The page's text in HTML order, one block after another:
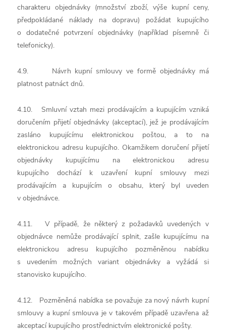
charakteru objednávky (množství zboží, výše kupní ceny,
předpokládané náklady na dopravu) požádat kupujícího
o dodatečné potvrzení objednávky (například písemně či
telefonicky).
4.9. Návrh kupní smlouvy ve formě objednávky má
platnost patnáct dnů.
4.10. Smluvní vztah mezi prodávajícím a kupujícím vzniká
doručením přijetí objednávky (akceptací), jež je prodávajícím
zasláno kupujícímu elektronickou poštou, a to na
elektronickou adresu kupujícího. Okamžikem doručení přijetí
objednávky kupujícímu na elektronickou adresu
kupujícího dochází k uzavření kupní smlouvy mezi
prodávajícím a kupujícím o obsahu, který byl uveden
v objednávce.
4.11. V případě, že některý z požadavků uvedených v
objednávce nemůže prodávající splnit, zašle kupujícímu na
elektronickou adresu kupujícího pozměněnou nabídku
s uvedením možných variant objednávky a vyžádá si
stanovisko kupujícího.
4.12. Pozměněná nabídka se považuje za nový návrh kupní
smlouvy a kupní smlouva je v takovém případě uzavřena až
akceptací kupujícího prostřednictvím elektronické pošty.